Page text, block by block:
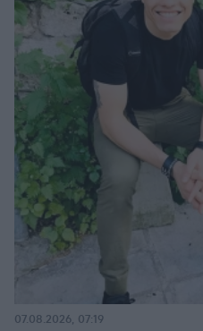
07.08.2026, 07:19